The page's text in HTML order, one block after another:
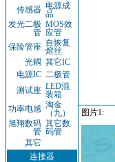
传感器 电源成
品
发光二极
管
MOS效
应管
保险管座 自恢复
熔丝
光耦 其它IC
电源IC 二极管
测试座 LED混
装箱
功率电感 淘金
（九）
旭翔数码
管
其它数
码管
其它
连接器
图片1: